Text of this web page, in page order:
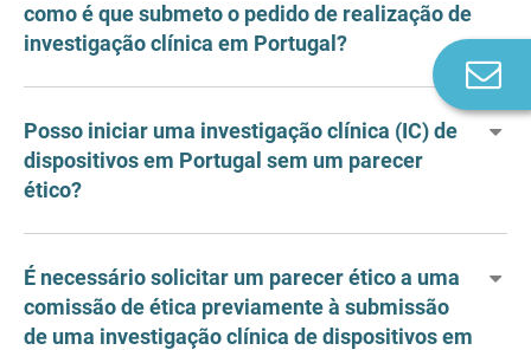
como é que submeto o pedido de realização de
investigação clínica em Portugal?
Posso iniciar uma investigação clínica (IC) de
dispositivos em Portugal sem um parecer
ético?
É necessário solicitar um parecer ético a uma
comissão de ética previamente à submissão
de uma investigação clínica de dispositivos em